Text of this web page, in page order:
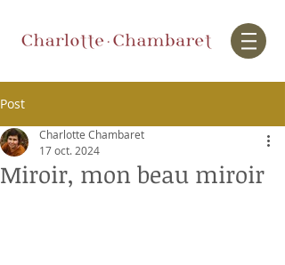
Post
Miroir, mon beau miroir
Charlotte Chambaret
17 oct. 2024